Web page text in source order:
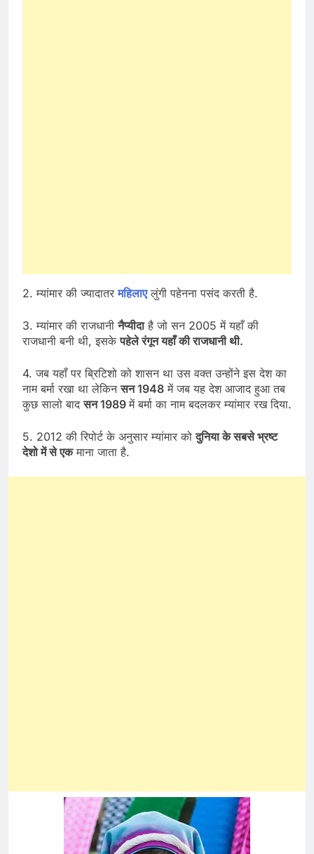
2. म्यांमार की ज्यादातरमहिलाए लुंगी पहेनना पसंद करती है.
3. म्यांमार की राजधानीनैप्यीदाहै जो सन 2005 में यहाँ की
राजधानी बनी थी, इसकेपहेले रंगून यहाँ की राजधानी थी.
4. जब यहाँ पर ब्रिटिशो को शासन था उस वक्त उन्होंने इस देश का
नाम बर्मा रखा था लेकिनसन 1948 में जब यह देश आजाद हुआ तब
कुछ सालो बादसन 1989में बर्मा का नाम बदलकर म्यांमार रख दिया.
5. 2012 की रिपोर्ट के अनुसार म्यांमार कोदुनिया के सबसे भ्रष्ट
देशो में से एकमाना जाता है.